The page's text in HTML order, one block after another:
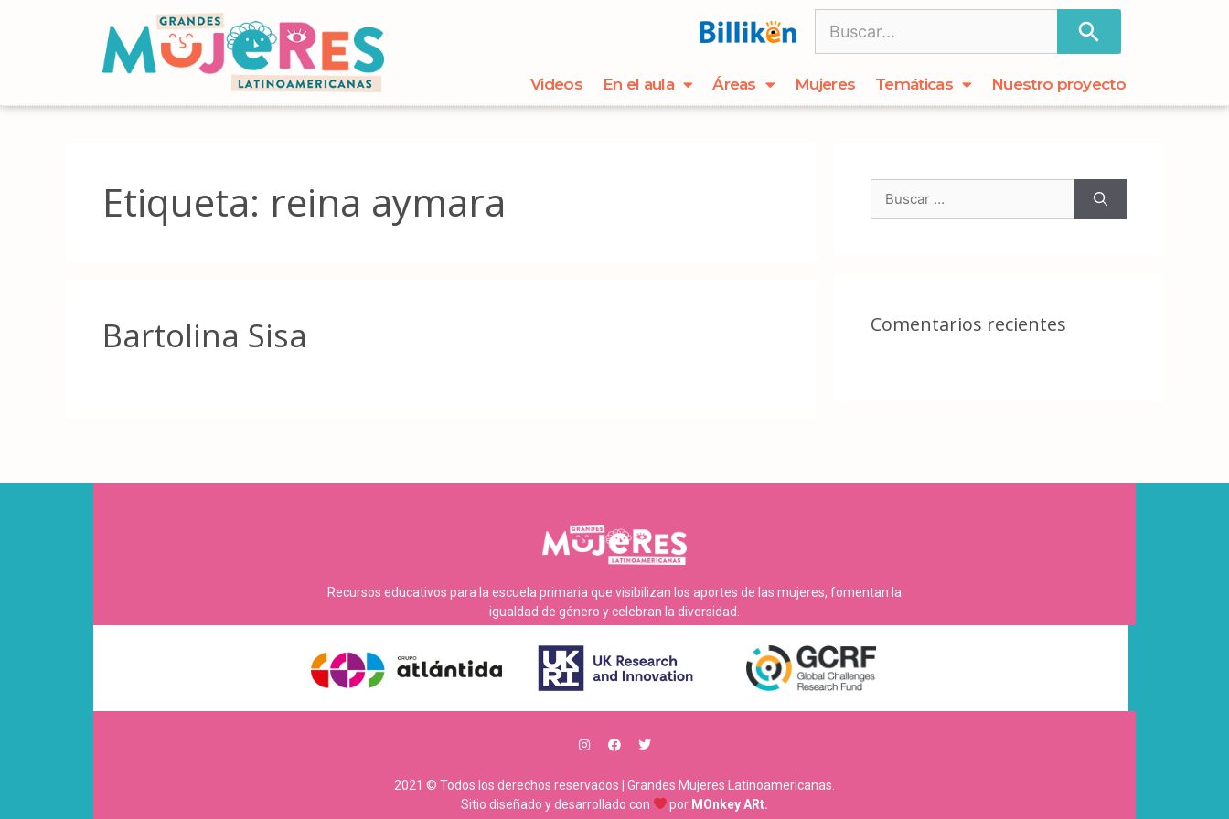
Videos En el aula Áreas Mujeres Temáticas Nuestro proyecto
Etiqueta: reina aymara
Bartolina Sisa Comentarios recientes
Recursos educativos para la escuela primaria que visibilizan los aportes de las mujeres, fomentan la
igualdad de género y celebran la diversidad.
2021 © Todos los derechos reservados | Grandes Mujeres Latinoamericanas.
Sitio diseñado y desarrollado con
por MOnkey ARt.